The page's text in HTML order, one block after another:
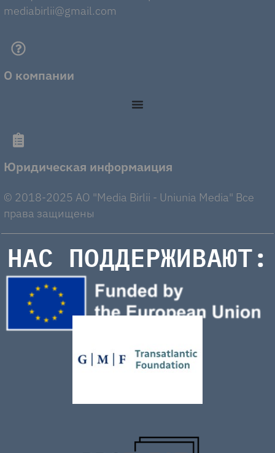
mediabirlii@gmail.com
О компании
Юридическая информаиция
© 2018-2025 AO "Media Birlii - Uniunia Media" Все
права защищены
НАС ПОДДЕРЖИВАЮТ: